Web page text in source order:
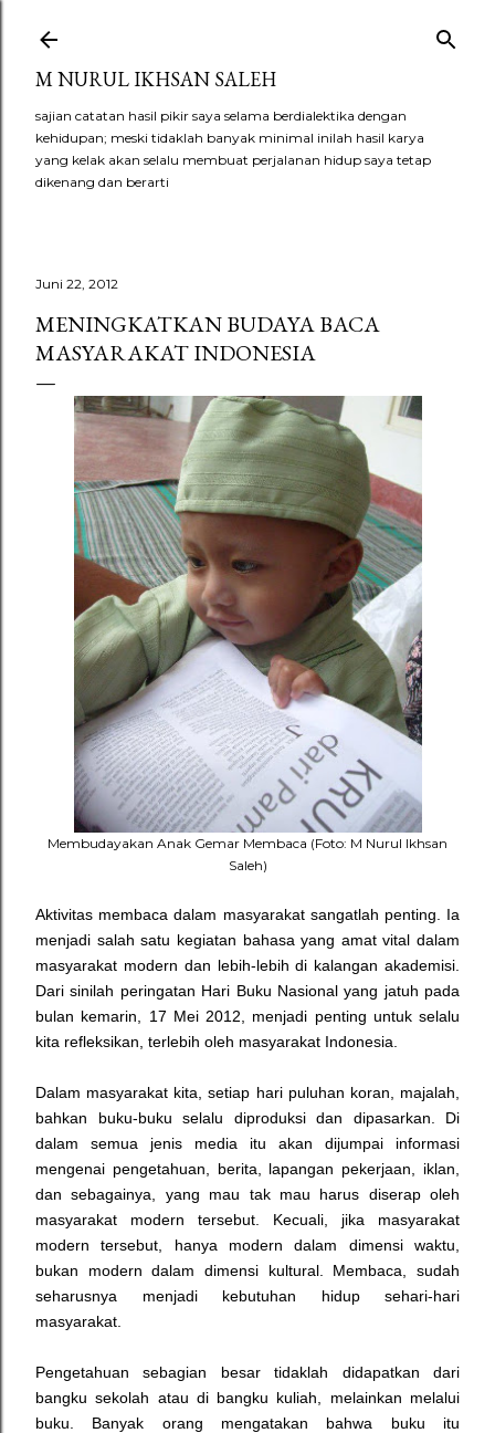
M NURUL IKHSAN SALEH
sajian catatan hasil pikir saya selama berdialektika dengan
kehidupan; meski tidaklah banyak minimal inilah hasil karya
yang kelak akan selalu membuat perjalanan hidup saya tetap
dikenang dan berarti
Juni 22, 2012
MENINGKATKAN BUDAYA BACA
MASYARAKAT INDONESIA
Membudayakan Anak Gemar Membaca (Foto: M Nurul Ikhsan
Saleh)
Aktivitas membaca dalam masyarakat sangatlah penting. Ia
menjadi salah satu kegiatan bahasa yang amat vital dalam
masyarakat modern dan lebih-lebih di kalangan akademisi.
Dari sinilah peringatan Hari Buku Nasional yang jatuh pada
bulan kemarin, 17 Mei 2012, menjadi penting untuk selalu
kita refleksikan, terlebih oleh masyarakat Indonesia.
Dalam masyarakat kita, setiap hari puluhan koran, majalah,
bahkan buku-buku selalu diproduksi dan dipasarkan. Di
dalam semua jenis media itu akan dijumpai informasi
mengenai pengetahuan, berita, lapangan pekerjaan, iklan,
dan sebagainya, yang mau tak mau harus diserap oleh
masyarakat modern tersebut. Kecuali, jika masyarakat
modern tersebut, hanya modern dalam dimensi waktu,
bukan modern dalam dimensi kultural. Membaca, sudah
seharusnya menjadi kebutuhan hidup sehari-hari
masyarakat.
Pengetahuan sebagian besar tidaklah didapatkan dari
bangku sekolah atau di bangku kuliah, melainkan melalui
buku. Banyak orang mengatakan bahwa buku itu